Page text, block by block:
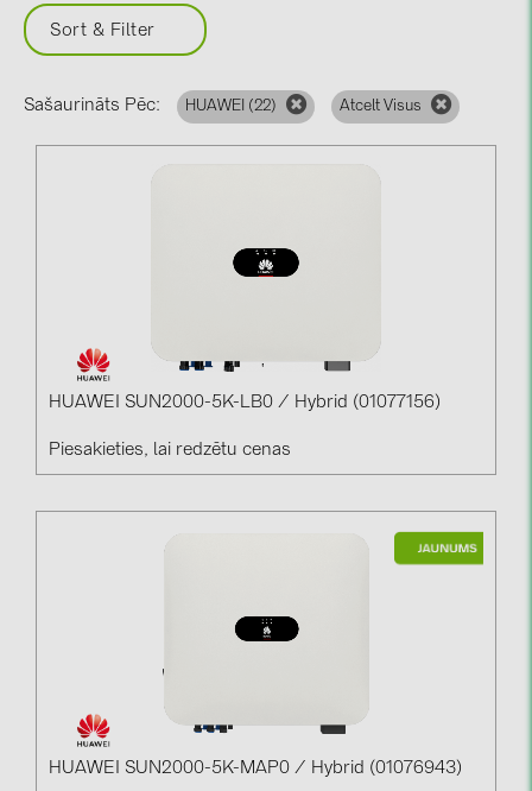
BUDMAT (6)
EVOPIPES (7)
FRONIUS (42)
GROMTOR (32)
GoodWe (44)
LEADER (6)
LONGi Solar (5)
PROJOY (3)
PRYSMIAN DRAKA (18)
Solinteg (4)
Solis (63)
Sort & Filter
Sašaurināts Pēc: HUAWEI (22) Atcelt Visus
HUAWEI SUN2000-5K-LB0 / Hybrid (01077156)
Piesakieties, lai redzētu cenas
HUAWEI SUN2000-5K-MAP0 / Hybrid (01076943)